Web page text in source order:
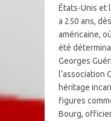
États-Unis et
a 250 ans,
américaine,
été
Georges
l’association
héritage
figures
Bourg,